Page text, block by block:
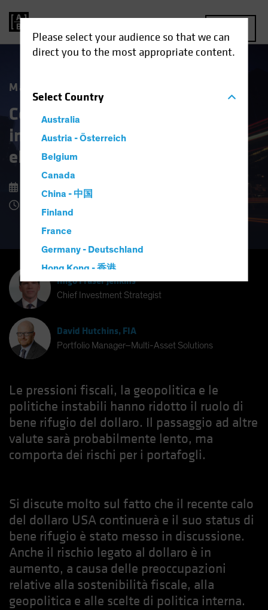
Please select your audience so that we can
direct you to the most appropriate content.
SelectCountry
Australia
Austria - Österreich
Belgium
Canada
China - 中国
Finland
France
Germany - Deutschland
Hong Kong - 香港
Hungary
Italy - Italia
Japan - 日本
New Zealand
Norway
Other Asia-Pacific
Singapore
Spain
Sweden
Switzerland
Taiwan - 台灣
Market Matters
Cosa comporta per gli
investitori un rischio più
elevato per il dollaro USA
6 ottobre 2025
Tempo di lettura: 5 minuti
Inigo Fraser Jenkins
Chief Investment Strategist
David Hutchins, FIA
Portfolio Manager–Multi-Asset Solutions
Le pressioni fiscali, la geopolitica e le
politiche instabili hanno ridotto il ruolo di
bene rifugio del dollaro. Il passaggio ad altre
valute sarà probabilmente lento, ma
comporta dei rischi per i portafogli.
Si discute molto sul fatto che il recente calo
del dollaro USA continuerà e il suo status di
bene rifugio è stato messo in discussione.
Anche il rischio legato al dollaro è in
aumento, a causa delle preoccupazioni
relative alla sostenibilità fiscale, alla
geopolitica e alle scelte di politica interna.